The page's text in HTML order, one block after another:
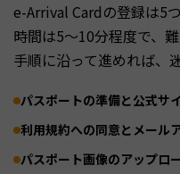
e-Arrival Cardの登録は5
時間は5〜10分程度で、
手順に沿って進めれば、
パスポートの準備と公式サ
利用規約への同意とメール
パスポート画像のアップロ